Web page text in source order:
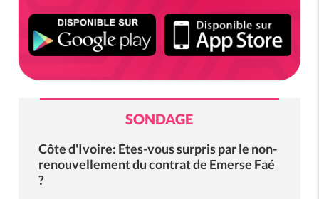
SONDAGE
Côte d'Ivoire: Etes-vous surpris par le non-
renouvellement du contrat de Emerse Faé
?